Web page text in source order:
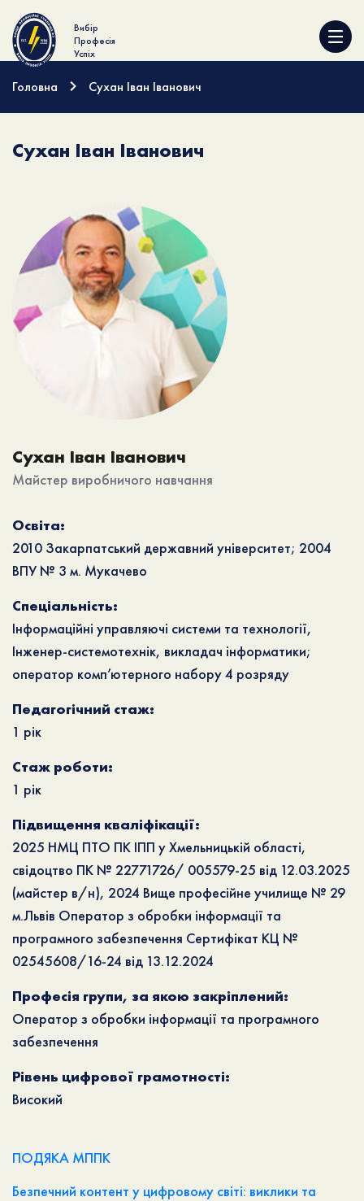
Вибір
Професія
Успіх
Головна Сухан Іван Іванович
Сухан Іван Іванович
Сухан Іван Іванович
Майстер виробничого навчання
Освіта:
2010 Закарпатський державний університет; 2004
ВПУ № 3 м. Мукачево
Спеціальність:
Інформаційні управляючі системи та технології,
Інженер-системотехнік, викладач інформатики;
оператор комп’ютерного набору 4 розряду
Педагогічний стаж:
1 рік
Стаж роботи:
1 рік
Підвищення кваліфікації:
2025 НМЦ ПТО ПК ІПП у Хмельницькій області,
свідоцтво ПК № 22771726/ 005579-25 від 12.03.2025
(майстер в/н), 2024 Вище професійне училище № 29
м.Львів Оператор з обробки інформації та
програмного забезпечення Сертифікат КЦ №
02545608/16-24 від 13.12.2024
Професія групи, за якою закріплений:
Оператор з обробки інформації та програмного
забезпечення
Рівень цифрової грамотності:
Високий
ПОДЯКА МППК
Безпечний контент у цифровому світі: виклики та